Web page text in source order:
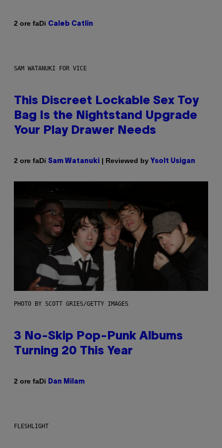
2 ore faDi Caleb Catlin
SAM WATANUKI FOR VICE
This Discreet Lockable Sex Toy
Bag Is the Nightstand Upgrade
Your Play Drawer Needs
2 ore faDi Sam Watanuki | Reviewed by Ysolt Usigan
PHOTO BY SCOTT GRIES/GETTY IMAGES
3 No-Skip Pop-Punk Albums
Turning 20 This Year
2 ore faDi Dan Milam
FLESHLIGHT